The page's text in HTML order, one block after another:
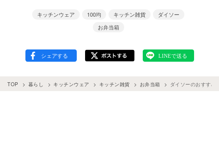
キッチンウェア 100均 キッチン雑貨
ダイソー
お弁当箱
TOP 暮らし キッチンウェア キッチン雑貨 お弁当箱 ダイソーのおすすめ